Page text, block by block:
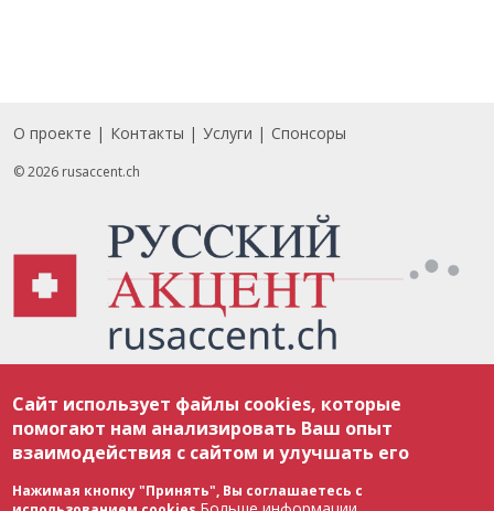
Footer
О проекте Контакты Услуги Спонсоры
© 2026 rusaccent.ch
соответствии с законодательством Швейцарии об авторском праве и
международными соглашениями. Полное или частичное использование
материалов возможно только с разрешения редакции. В случае полного
или частичного воспроизведения материалов сайта rusaccent.ch,
ОБЯЗАТЕЛЬНА АКТИВНАЯ ГИПЕРССЫЛКА на конкретный заимствованный
текст. Фотоизображения, размещенные редакцией rusaccent.ch, являются
ее исключительной собственностью. Полное или частичное
Сайт использует файлы cookies, которые
помогают нам анализировать Ваш опыт
взаимодействия с сайтом и улучшать его
Нажимая кнопку "Принять", Вы соглашаетесь с